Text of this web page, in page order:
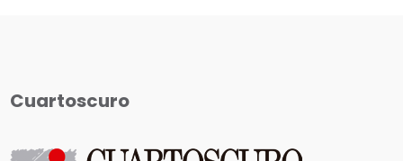
Cuartoscuro